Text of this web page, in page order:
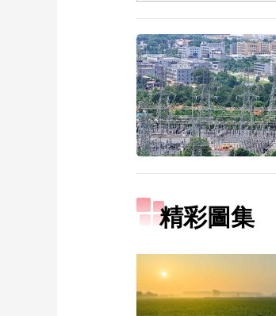
精彩圖集